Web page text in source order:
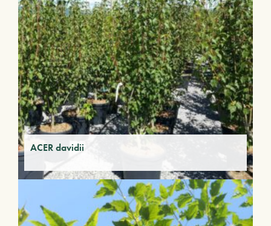
ACER davidii